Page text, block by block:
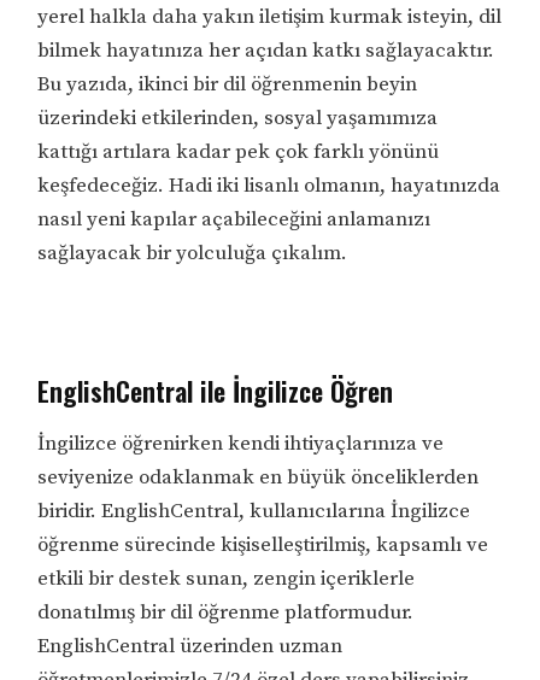
yerel halkla daha yakın iletişim kurmak isteyin, dil
bilmek hayatınıza her açıdan katkı sağlayacaktır.
Bu yazıda, ikinci bir dil öğrenmenin beyin
üzerindeki etkilerinden, sosyal yaşamımıza
kattığı artılara kadar pek çok farklı yönünü
keşfedeceğiz. Hadi iki lisanlı olmanın, hayatınızda
nasıl yeni kapılar açabileceğini anlamanızı
sağlayacak bir yolculuğa çıkalım.
EnglishCentral ile İngilizce Öğren
İngilizce öğrenirken kendi ihtiyaçlarınıza ve
seviyenize odaklanmak en büyük önceliklerden
biridir. EnglishCentral, kullanıcılarına İngilizce
öğrenme sürecinde kişiselleştirilmiş, kapsamlı ve
etkili bir destek sunan, zengin içeriklerle
donatılmış bir dil öğrenme platformudur.
EnglishCentral üzerinden uzman